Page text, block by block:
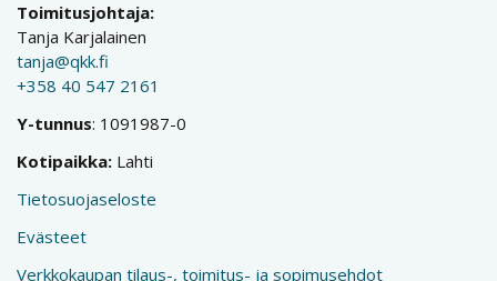
Toimitusjohtaja:
Tanja Karjalainen
tanja@qkk.fi
+358 40 547 2161
Y-tunnus: 1091987-0
Kotipaikka: Lahti
Tietosuojaseloste
Evästeet
Verkkokaupan tilaus-, toimitus- ja sopimusehdot